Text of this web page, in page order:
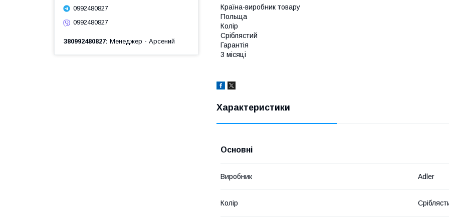
Країна-виробник товару
Польща
Колір
Сріблястий
Гарантія
3 місяці
Характеристики
Основні
Виробник Adler
Колір
0992480827
0992480827
380992480827 Менеджер - Арсений